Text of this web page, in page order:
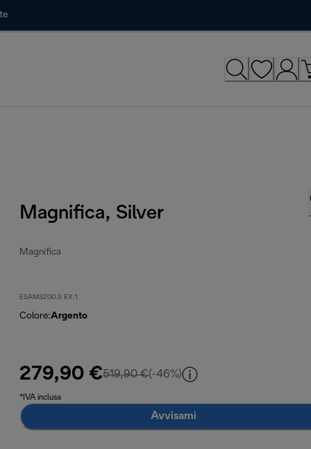
Magnifica, Silver
Magnifica
ESAM3200.S EX:1
Colore:Argento
279,90 €519,90 €prezzo originale 519,90 €
(-46%)
*IVA inclusa
Avvisami